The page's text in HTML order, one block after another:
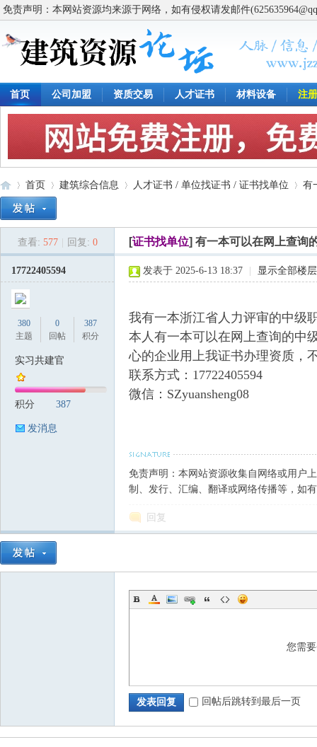
免责声明：本网站资源均来源于网络，如有侵权请发邮件
首页 公司加盟 资质交易 人才证书 材料设备 注
首页
›
建筑综合信息 人才证书 / 单位找证书 / 证书找单位
›
有
查看: 577 回复: 0 [证书找单位] 有一本可以在网上查询
17722405594
380
主题
0
回帖
387
积分
实习共建官
积分 387
发消息
发表于 2025-6-13 18:37 显示全部楼层
我有一本浙江省人力评审的中级
本人有一本可以在网上查询的中
心的企业用上我证书办理资质，
联系方式：17722405594
微信：SZyuansheng08
免责声明：本网站资源收集自网络或用户
制、发行、汇编、翻译或网络传播等，如
回复
您需
发表回复 回帖后跳转到最后一页